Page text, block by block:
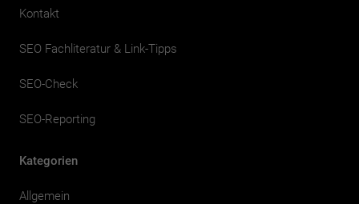
Kontakt
SEO Fachliteratur & Link-Tipps
SEO-Check
SEO-Reporting
Kategorien
Allgemein